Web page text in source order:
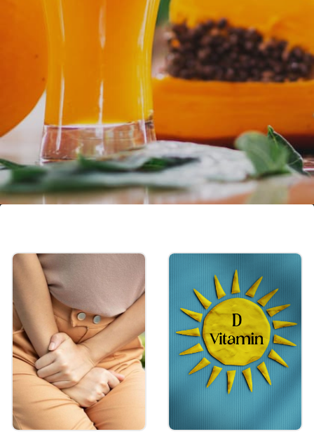
പപ്പായ അസ്ഥികളുടെ ആരോഗ്യത്തിന്
നല്ലതാണ്. വിറ്റാമിൻ കെ ധാരാളം
അടങ്ങിയിട്ടുള്ളതിനാൽ അസ്ഥി
ധാതുവൽക്കരണത്തിന് സഹായിക്കുകയും
ചെയ്യുന്നു.
Image credits: Getty